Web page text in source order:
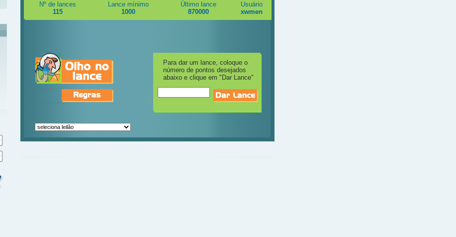
Nº de lances
115
Lance mínimo
1000
Último lance
870000
Usuário
xwmen
Para dar um lance, coloque o
número de pontos desejados
abaixo e clique em "Dar Lance"